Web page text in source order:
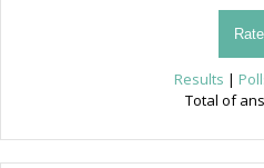
Results |
Total of